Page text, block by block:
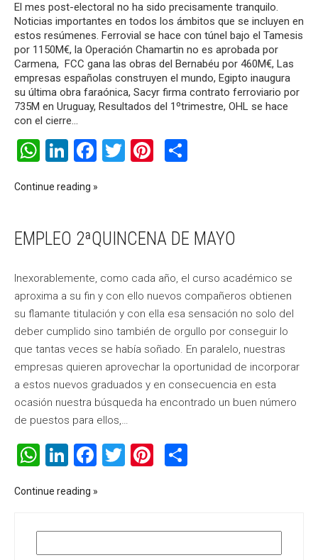
El mes post-electoral no ha sido precisamente tranquilo.
Noticias importantes en todos los ámbitos que se incluyen en
estos resúmenes. Ferrovial se hace con túnel bajo el Tamesis
por 1150M€, la Operación Chamartin no es aprobada por
Carmena, FCC gana las obras del Bernabéu por 460M€, Las
empresas españolas construyen el mundo, Egipto inaugura
su última obra faraónica, Sacyr firma contrato ferroviario por
735M en Uruguay, Resultados del 1ºtrimestre, OHL se hace
con el cierre…
WhatsApp
LinkedIn
Facebook
TwitterPinterest
Continue reading
EMPLEO 2ªQUINCENA DE MAYO
Inexorablemente, como cada año, el curso académico se
aproxima a su fin y con ello nuevos compañeros obtienen
su flamante titulación y con ella esa sensación no solo del
deber cumplido sino también de orgullo por conseguir lo
que tantas veces se había soñado. En paralelo, nuestras
empresas quieren aprovechar la oportunidad de incorporar
a estos nuevos graduados y en consecuencia en esta
ocasión nuestra búsqueda ha encontrado un buen número
de puestos para ellos,…
WhatsApp
LinkedIn
Facebook
TwitterPinterest
Continue reading